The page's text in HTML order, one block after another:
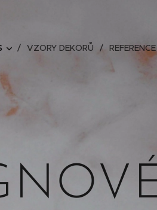
VZORY DEKORŮ REFERENCE